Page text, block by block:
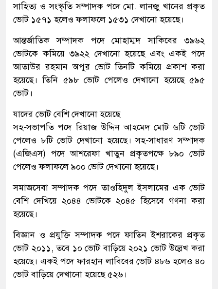
সাহিত্য ও সংস্কৃতি সম্পাদক পদে মো. লানজু খানের প্রকৃত
ভোট ১৫৭১ হলেও ফলাফলে ১৫৩১ দেখানো হয়েছে।
আন্তর্জাতিক সম্পাদক পদে মোহাম্মদ সাকিবের ৩৯৬২
ভোটকে কমিয়ে ৩৯২২ দেখানো হয়েছে এবং একই পদে
আতাউর রহমান অপুর ভোট তিনটি কমিয়ে প্রকাশ করা
হয়েছে। তিনি ৫৯৮ ভোট পেলেও দেখানো হয়েছে ৫৯৫
ভোট।
যাদের ভোট বেশি দেখানো হয়েছে
সহ-সভাপতি পদে রিয়াজ উদ্দিন আহমেদ মোট ৬টি ভোট
পেলেও ৮টি ভোট দেখানো হয়েছে। সহ-সাধারণ সম্পাদক
(এজিএস) পদে আশরেফা খাতুন প্রকৃতপক্ষে ৮৯০ ভোট
পেলেও ফলাফলে ৯০০ ভোট দেখানো হয়েছে।
সমাজসেবা সম্পাদক পদে তাওহিদুল ইসলামের এক ভোট
বেশি দেখিয়ে ২০৪৪ ভোটকে ২০৪৫ হিসেবে গণনা করা
হয়েছে।
বিজ্ঞান ও প্রযুক্তি সম্পাদক পদে ফাতিন ইশরাকের প্রকৃত
ভোট ২০১১, তবে ১০ ভোট বাড়িয়ে ২০২১ ভোট উল্লেখ করা
হয়েছে। একই পদে ফারহান লাবিবের ভোট ৪৮৬ হলেও ৪০
ভোট বাড়িয়ে দেখানো হয়েছে ৫২৬।